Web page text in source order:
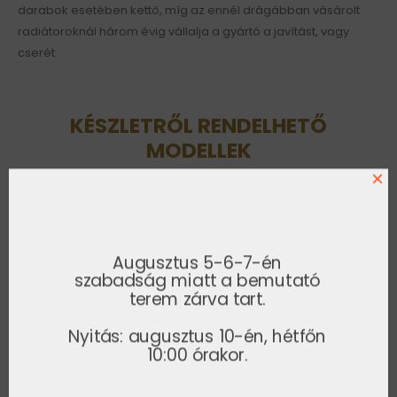
darabok esetében kettő, míg az ennél drágábban vásárolt
radiátoroknál három évig vállalja a gyártó a javítást, vagy
cserét.
KÉSZLETRŐL RENDELHETŐ
MODELLEK
-30%
×
Augusztus 5-6-7-én
szabadság miatt a bemutató
terem zárva tart.
Nyitás: augusztus 10-én, hétfőn
10:00 órakor.